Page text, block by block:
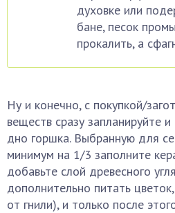
духовке или
бане, песок
прокалить, а
Ну и конечно, с покупкой/
веществ сразу запланируйте
дно горшка. Выбранную для
минимум на 1/3 заполните
добавьте слой древесного
дополнительно питать
от гнили), и только после